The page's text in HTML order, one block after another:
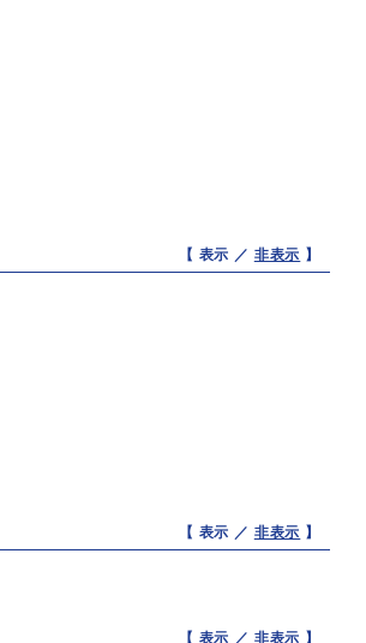
【 表示 ／ 非表示 】
【 表示 ／ 非表示 】
【 表示 ／ 非表示 】